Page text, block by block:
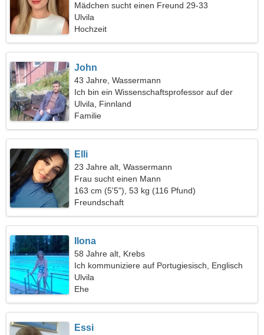
Mädchen sucht einen Freund 29-33
Ulvila
Hochzeit
John
43 Jahre, Wassermann
Ich bin ein Wissenschaftsprofessor auf der
Suche nach einer lustigen Frau
Ulvila, Finnland
Familie
Elli
23 Jahre alt, Wassermann
Frau sucht einen Mann
163 cm (5'5"), 53 kg (116 Pfund)
Freundschaft
Ilona
58 Jahre alt, Krebs
Ich kommuniziere auf Portugiesisch, Englisch
Ulvila
Ehe
Essi